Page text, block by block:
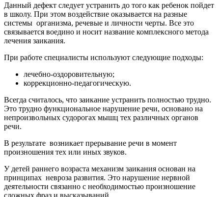
Данный дефект следует устранить до того как ребенок пойдет
в школу. При этом воздействие оказывается на разные
системы организма, речевые и личности черты. Все это
связывается воедино и носит название комплексного метода
лечения заикания.
При работе специалисты используют следующие подходы:
лечебно-оздоровительную;
коррекционно-педагогическую.
Всегда считалось, что заикание устранить полностью трудно.
Это трудно функциональное нарушение речи, основано на
непроизвольных судорогах мышц тех различных органов
речи.
В результате возникает прерывание речи в момент
произношения тех или иных звуков.
У детей раннего возраста механизм заикания основан на
принципах невроза развития. Это нарушение нервной
деятельности связанно с необходимостью произношение
сложных фраз и высказываний.